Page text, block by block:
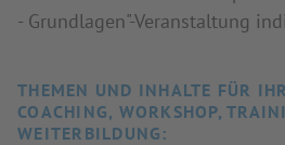
- Grundlagen"-Veranstaltung
THEMEN UND INHALTE FÜR
COACHING, WORKSHOP,
WEITERBILDUNG: